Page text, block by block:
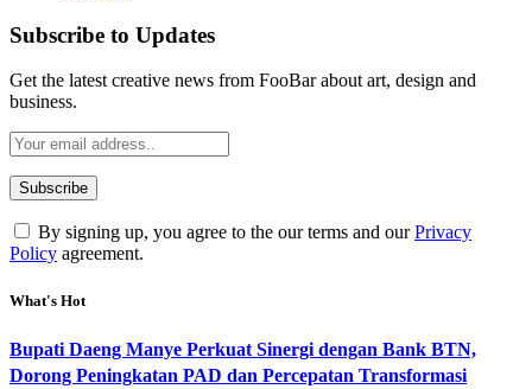
Subscribe to Updates
Get the latest creative news from FooBar about art, design and
business.
By signing up, you agree to the our terms and ourPrivacy
Policy agreement.
What's Hot
Bupati Daeng Manye Perkuat Sinergi dengan Bank BTN,
Dorong Peningkatan PAD dan Percepatan Transformasi